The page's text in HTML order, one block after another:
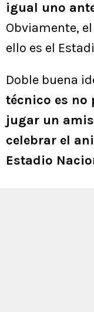
igual uno
Obviamente,
ello es el
Doble buena
técnico es no
jugar un
celebrar el
Estadio